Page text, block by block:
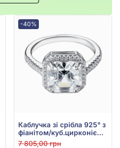
-40%
Каблучка зі срібла 925° з
фіанітом/куб.цирконієм,
арт. KR13854
7 805,00 грн